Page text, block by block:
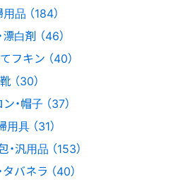
品 （184）
白剤 （46）
フキン （40）
靴 （30）
・帽子 （37）
用具 （31）
・汎用品 （153）
バネラ （40）